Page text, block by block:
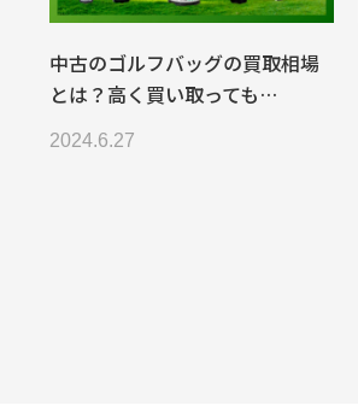
中古のゴルフバッグの買取相場
とは？高く買い取っても…
2024.6.27